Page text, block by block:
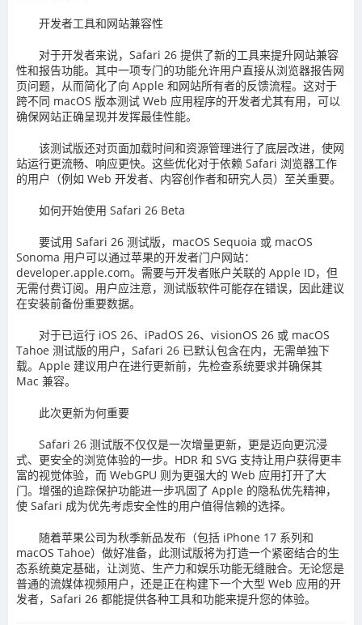
开发者工具和网站兼容性
对于开发者来说，Safari 26 提供了新的工具来提升网站兼容
性和报告功能。其中一项专门的功能允许用户直接从浏览器报告网
页问题，从而简化了向 Apple 和网站所有者的反馈流程。这对于
跨不同 macOS 版本测试 Web 应用程序的开发者尤其有用，可以
确保网站正确呈现并发挥最佳性能。
该测试版还对页面加载时间和资源管理进行了底层改进，使网
站运行更流畅、响应更快。这些优化对于依赖 Safari 浏览器工作
的用户（例如 Web 开发者、内容创作者和研究人员）至关重要。
如何开始使用 Safari 26 Beta
要试用 Safari 26 测试版，macOS Sequoia 或 macOS
Sonoma 用户可以通过苹果的开发者门户网站：
developer.apple.com。需要与开发者账户关联的 Apple ID，但
无需付费订阅。用户应注意，测试版软件可能存在错误，因此建议
在安装前备份重要数据。
对于已运行 iOS 26、iPadOS 26、visionOS 26 或 macOS
Tahoe 测试版的用户，Safari 26 已默认包含在内，无需单独下
载。Apple 建议用户在进行更新前，先检查系统要求并确保其
Mac 兼容。
此次更新为何重要
Safari 26 测试版不仅仅是一次增量更新，更是迈向更沉浸
式、更安全的浏览体验的一步。HDR 和 SVG 支持让用户获得更丰
富的视觉体验，而 WebGPU 则为更强大的 Web 应用打开了大
门。增强的追踪保护功能进一步巩固了 Apple 的隐私优先精神，
使 Safari 成为优先考虑安全性的用户值得信赖的选择。
随着苹果公司为秋季新品发布（包括 iPhone 17 系列和
macOS Tahoe）做好准备，此测试版将为打造一个紧密结合的生
态系统奠定基础，让浏览、生产力和娱乐功能无缝融合。无论您是
普通的流媒体视频用户，还是正在构建下一个大型 Web 应用的开
发者，Safari 26 都能提供各种工具和功能来提升您的体验。